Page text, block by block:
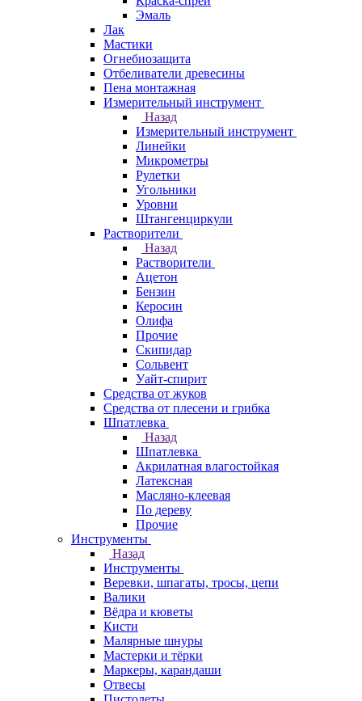
Эмаль
Лак
Мастики
Огнебиозащита
Отбеливатели древесины
Пена монтажная
Измерительный инструмент
Назад
Измерительный инструмент
Линейки
Микрометры
Рулетки
Угольники
Уровни
Штангенциркули
Растворители
Назад
Растворители
Ацетон
Бензин
Керосин
Олифа
Прочие
Скипидар
Сольвент
Уайт-спирит
Средства от жуков
Средства от плесени и грибка
Шпатлевка
Назад
Шпатлевка
Акрилатная влагостойкая
Латексная
Масляно-клеевая
По дереву
Прочие
Инструменты
Назад
Инструменты
Веревки, шпагаты, тросы, цепи
Валики
Вёдра и кюветы
Кисти
Малярные шнуры
Мастерки и тёрки
Маркеры, карандаши
Отвесы